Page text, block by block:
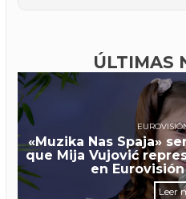
ÚLTIMAS
«Muzika Nas Spaja»
que Mija Vujović
en
Leer